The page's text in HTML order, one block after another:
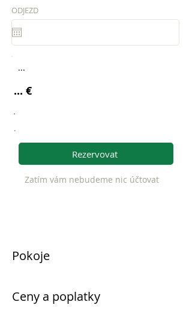
ODJEZD
...
... €
.
.
Rezervovat
Zatím vám nebudeme nic účtovat
Pokoje
Ceny a poplatky